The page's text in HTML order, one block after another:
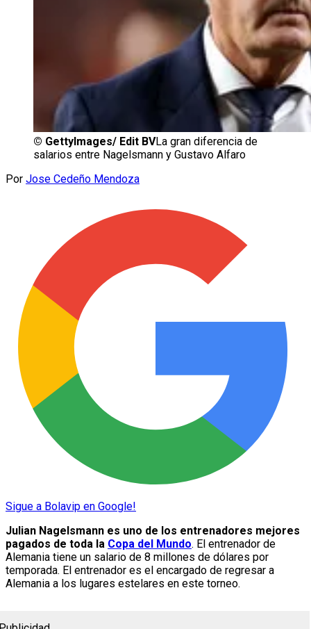
© GettyImages/ Edit BVLa gran diferencia de
salarios entre Nagelsmann y Gustavo Alfaro
Por Jose Cedeño Mendoza
Sigue a Bolavip en Google!
Julian Nagelsmann es uno de los entrenadores mejores
pagados de toda la Copa del Mundo. El entrenador de
Alemania tiene un salario de 8 millones de dólares por
temporada. El entrenador es el encargado de regresar a
Alemania a los lugares estelares en este torneo.